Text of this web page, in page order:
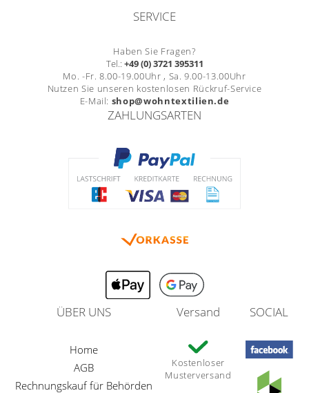
SERVICE
Haben Sie Fragen?
Tel.: +49 (0) 3721 395311
Mo. -Fr. 8.00-19.00Uhr , Sa. 9.00-13.00Uhr
Nutzen Sie unseren kostenlosen Rückruf-Service
E-Mail: shop@wohntextilien.de
ZAHLUNGSARTEN
ÜBER UNS
Home
AGB
Rechnungskauf für Behörden
Versand
Kostenloser
Musterversand
SOCIAL